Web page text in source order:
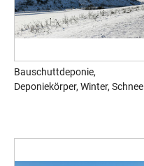
Bauschuttdeponie,
Deponiekörper, Winter, Schnee